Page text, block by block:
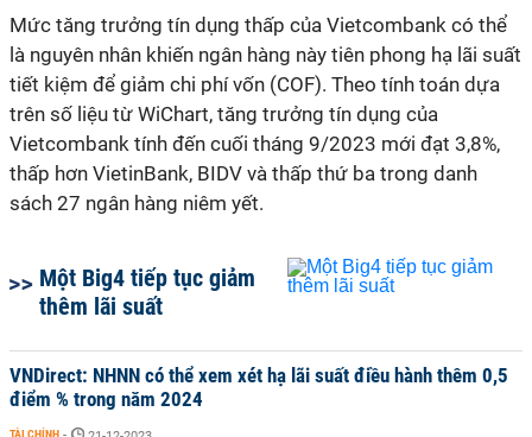
Mức tăng trưởng tín dụng thấp của Vietcombank có thể
là nguyên nhân khiến ngân hàng này tiên phong hạ lãi suất
tiết kiệm để giảm chi phí vốn (COF). Theo tính toán dựa
trên số liệu từ WiChart, tăng trưởng tín dụng của
Vietcombank tính đến cuối tháng 9/2023 mới đạt 3,8%,
thấp hơn VietinBank, BIDV và thấp thứ ba trong danh
sách 27 ngân hàng niêm yết.
Một Big4 tiếp tục giảm
thêm lãi suất
VNDirect: NHNN có thể xem xét hạ lãi suất điều hành thêm 0,5
điểm % trong năm 2024
TÀI CHÍNH